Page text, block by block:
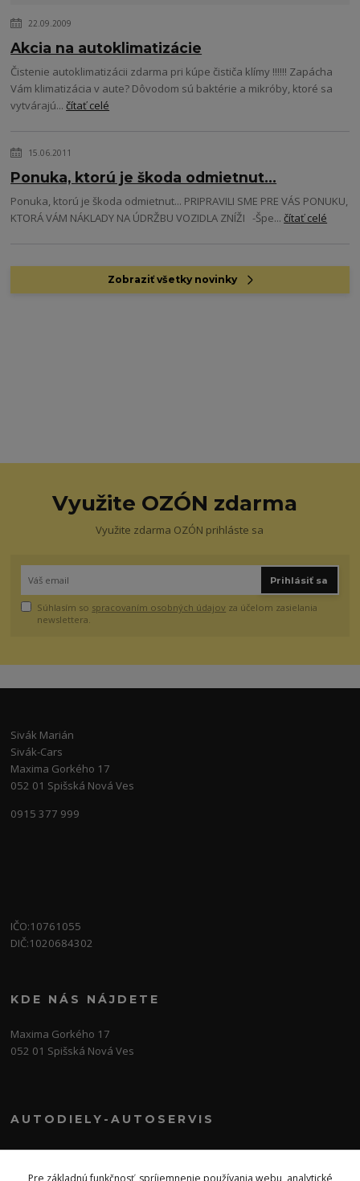
22.09.2009
Akcia na autoklimatizácie
Čistenie autoklimatizácii zdarma pri kúpe čističa klímy !!!!!! Zapácha
Vám klimatizácia v aute? Dôvodom sú baktérie a mikróby, ktoré sa
vytvárajú...čítať celé
15.06.2011
Ponuka, ktorú je škoda odmietnut...
Ponuka, ktorú je škoda odmietnut... PRIPRAVILI SME PRE VÁS PONUKU,
KTORÁ VÁM NÁKLADY NA ÚDRŽBU VOZIDLA ZNÍŽI -Špe...čítať celé
Zobraziť všetky novinky
Využite OZÓN zdarma
Využite zdarma OZÓN prihláste sa
Prihlásiť sa
Súhlasím so spracovaním osobných údajov za účelom zasielania
newslettera.
Sivák Marián
Sivák-Cars
Maxima Gorkého 17
052 01 Spišská Nová Ves
0915 377 999
IČO:10761055
DIČ:1020684302
KDE NÁS NÁJDETE
Maxima Gorkého 17
052 01 Spišská Nová Ves
AUTODIELY-AUTOSERVIS
Po-Pia-8:00-17:30 So:8:00-12:00
Pre základnú funkčnosť, spríjemnenie používania webu, analytické